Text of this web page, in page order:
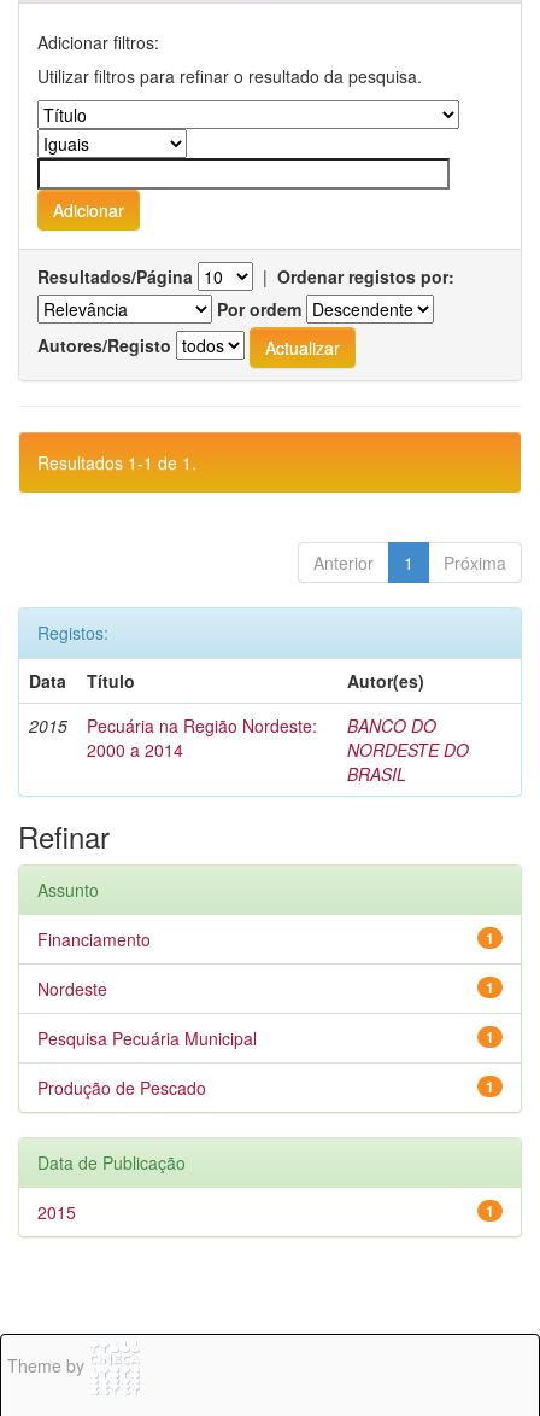
Adicionar filtros:
Utilizar filtros para refinar o resultado da pesquisa.
Resultados/Página | Ordenar registos por:
Por ordem
Autores/Registo
Resultados 1-1 de 1.
Anterior 1 Próxima
Registos:
Data
Título
Autor(es)
2015
Pecuária na Região Nordeste:
2000 a 2014
BANCO DO
NORDESTE DO
BRASIL
Refinar
Assunto
1
Financiamento
1
Nordeste
1
Pesquisa Pecuária Municipal
1
Produção de Pescado
Data de Publicação
1
2015
Theme by